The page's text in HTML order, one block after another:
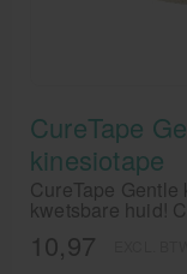
CureTape
kinesiotape
CureTape
kwetsbare huid!
geschikt is voor
zeer gevoelige
10,97